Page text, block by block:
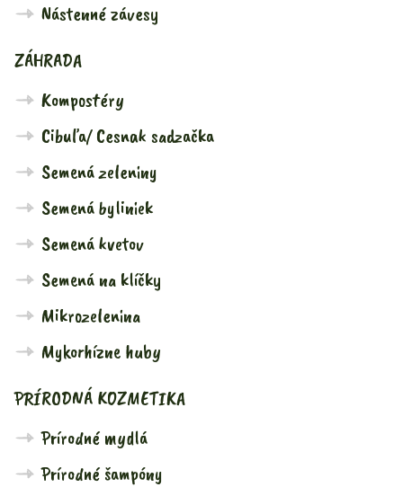
Nástenné závesy
ZÁHRADA
Kompostéry
Cibuľa/ Cesnak sadzačka
Semená zeleniny
Semená byliniek
Semená kvetov
Semená na klíčky
Mikrozelenina
Mykorhízne huby
PRÍRODNÁ KOZMETIKA
Prírodné mydlá
Prírodné šampóny